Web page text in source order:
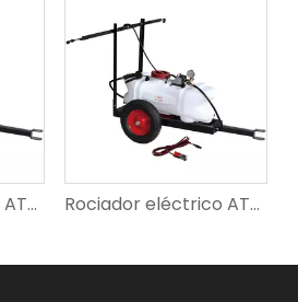
Rociador eléctrico ATV SX-CZ60D